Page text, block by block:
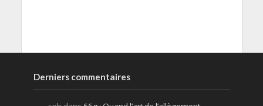
Derniers commentaires